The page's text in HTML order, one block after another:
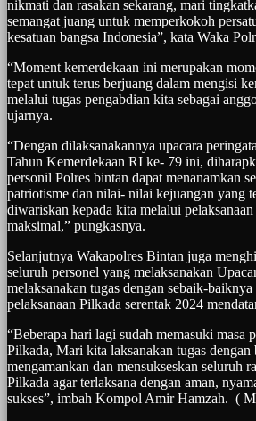
nikmati dan rasakan sekarang, mari
semangat juang untuk memperkokoh
kesatuan bangsa Indonesia”, kata Waka
“Moment kemerdekaan ini merupakan
tepat untuk terus berjuang dalam mengisi
melalui tugas pengabdian kita sebagai
ujarnya.
“Dengan dilaksanakannya upacara
Tahun Kemerdekaan RI ke- 79 ini,
personil Polres bintan dapat menanamkan
patriotisme dan nilai- nilai kejuangan yang
diwariskan kepada kita melalui pelaksanaan
maksimal,” pungkasnya.
Selanjutnya Wakapolres Bintan juga
seluruh personel yang melaksanakan
melaksanakan tugas dengan sebaik-
pelaksanaan Pilkada serentak 2024
“Beberapa hari lagi sudah memasuki masa
Pilkada, Mari kita laksanakan tugas
mengamankan dan mensukseskan seluruh
Pilkada agar terlaksana dengan aman,
sukses”, imbah Kompol Amir Hamzah. (